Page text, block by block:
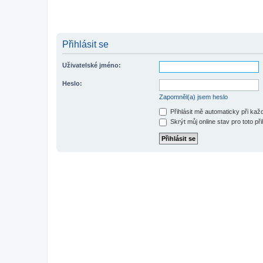
Přihlásit se
Uživatelské jméno:
Heslo:
Zapomněl(a) jsem heslo
Přihlásit mě automaticky při
Skrýt můj online stav pro toto